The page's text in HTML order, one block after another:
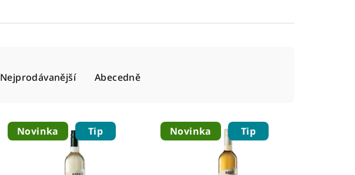
Nejprodávanější Abecedně
Novinka Tip Novinka Tip